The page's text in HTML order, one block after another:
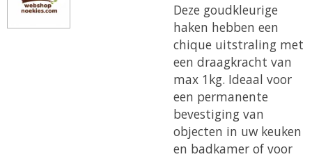
Deze goudkleurige
haken hebben een
chique uitstraling met
een draagkracht van
max 1kg. Ideaal voor
een permanente
bevestiging van
objecten in uw keuken
en badkamer of voor